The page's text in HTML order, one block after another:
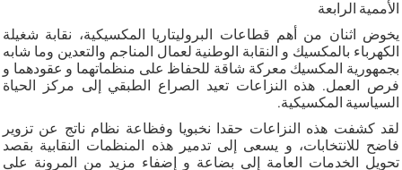
الأممية الرابعة
يخوض اثنان من أهم قطاعات البروليتاريا المكسيكية، نقابة شغيلة
الكهرباء بالمكسيك و النقابة الوطنية لعمال المناجم والتعدين وما شابه
بجمهورية المكسيك معركة شاقة للحفاظ على منظماتهما و عقودهما و
فرص العمل. هذه النزاعات تعيد الصراع الطبقي إلى مركز الحياة
السياسية المكسيكية.
لقد كشفت هذه النزاعات حقدا نخبويا وفظاعة نظام ناتج عن تزوير
فاضح للانتخابات، و يسعى إلى تدمير هذه المنظمات النقابية بقصد
تحويل الخدمات العامة إلى بضاعة و إضفاء مزيد من المرونة على